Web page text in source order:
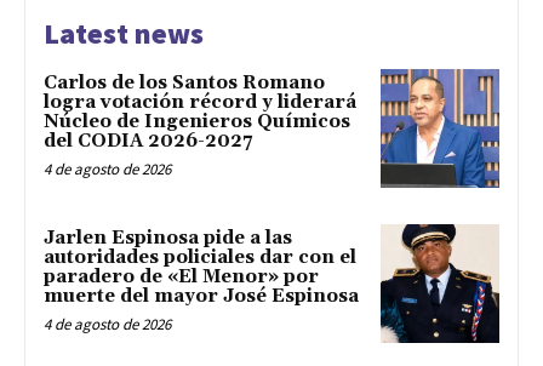
Latest news
Carlos de los Santos Romano
logra votación récord y liderará
Núcleo de Ingenieros Químicos
del CODIA 2026-2027
4 de agosto de 2026
Jarlen Espinosa pide a las
autoridades policiales dar con el
paradero de «El Menor» por
muerte del mayor José Espinosa
4 de agosto de 2026